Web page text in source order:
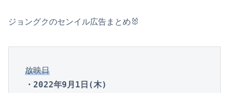
ジョングクのセンイル広告まとめ🐰
放映日
・2022年9月1日(木)